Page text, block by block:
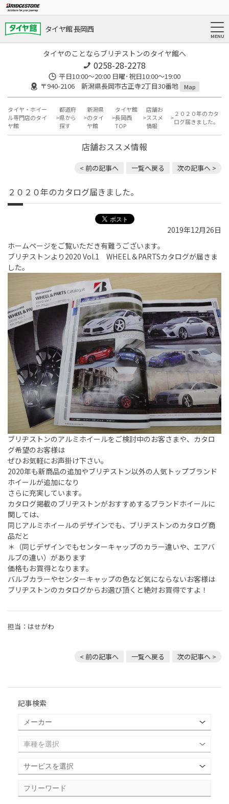
タイヤ館 長岡西
タイヤのことならブリヂストンのタイヤ館へ
0258-28-2278
平日10:00～20:00 日曜･祝日10:00～19:00
〒940-2106 新潟県長岡市古正寺2丁目30番地
Map
タイヤ・ホイー
ル専門店のタイ
ヤ館
都道府
県から
探す
新潟県
のタイ
ヤ館
タイヤ館
長岡西
TOP
店舗お
ススメ
情報
２０２０年のカタ
ログ届きました。
店舗おススメ情報
< 前の記事へ 一覧へ戻る 次の記事へ >
２０２０年のカタログ届きました。
2019年12月26日
ホームページをご覧いただき有難うございます。
ブリヂストンより2020 Vol.1 WHEEL＆PARTSカタログが届きま
した。
ブリヂストンのアルミホイールをご検討中のお客さまや、カタロ
グ希望のお客様は
ぜひお気軽にお声掛け下さい。
2020年も新商品の追加やブリヂストン以外の人気トップブランド
ホイールが追加になり
さらに充実しています。
カタログ掲載のブリヂストンがおすすめするブランドホイールに
関しては、
同じアルミホイールのデザインでも、ブリヂストンのカタログ商
品だと
＊（同じデザインでもセンターキャップのカラー違いや、エアバ
ルブの違い）があります
価格もお買得となります。
バルブカラーやセンターキャップの色など気にならないお客様は
ブリヂストンのカタログからお選び頂くと絶対お買得ですよ！
担当：はせがわ
< 前の記事へ 一覧へ戻る 次の記事へ >
記事検索